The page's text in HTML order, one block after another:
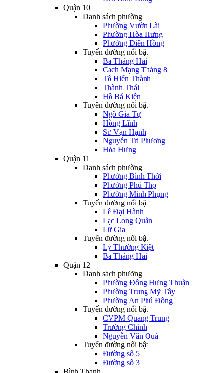
Quận 10
Danh sách phường
Phường Vườn Lài
Phường Hòa Hưng
Phường Diên Hồng
Tuyến đường nổi bật
Ba Tháng Hai
Cách Mạng Tháng 8
Tô Hiến Thành
Thành Thái
Hồ Bá Kiện
Tuyến đường nổi bật
Ngô Gia Tự
Hồng Lĩnh
Sư Vạn Hạnh
Nguyễn Tri Phương
Hòa Hưng
Quận 11
Danh sách phường
Phường Bình Thới
Phường Phú Thọ
Phường Minh Phụng
Tuyến đường nổi bật
Lê Đại Hành
Lạc Long Quân
Lữ Gia
Tuyến đường nổi bật
Lý Thường Kiệt
Ba Tháng Hai
Quận 12
Danh sách phường
Phường Đông Hưng Thuận
Phường Trung Mỹ Tây
Phường An Phú Đông
Tuyến đường nổi bật
CVPM Quang Trung
Trường Chinh
Nguyễn Văn Quá
Tuyến đường nổi bật
Đường số 5
Đường số 3
Bình Thạnh